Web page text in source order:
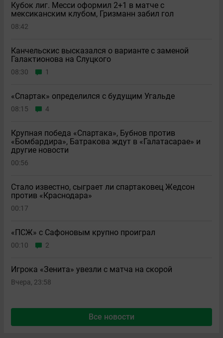
Кубок лиг. Месси оформил 2+1 в матче с
мексиканским клубом, Гризманн забил гол
08:42
Канчельскис высказался о варианте с заменой
Галактионова на Слуцкого
08:30 1
«Спартак» определился с будущим Угальде
08:15 4
Крупная победа «Спартака», Бубнов против
«Бомбардира», Батракова ждут в «Галатасарае» и
другие новости
00:56
Стало известно, сыграет ли спартаковец Жедсон
против «Краснодара»
00:17
«ПСЖ» с Сафоновым крупно проиграл
00:10 2
Игрока «Зенита» увезли с матча на скорой
Вчера, 23:58
Все новости